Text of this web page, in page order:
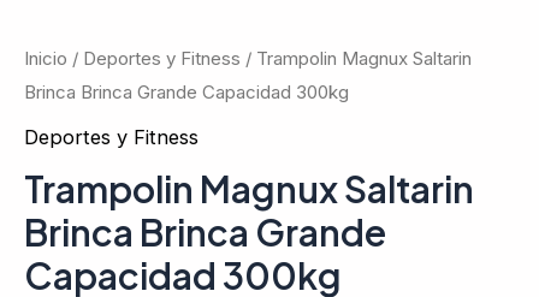
Inicio / Deportes y Fitness / Trampolin Magnux Saltarin
Brinca Brinca Grande Capacidad 300kg
Deportes y Fitness
Trampolin Magnux Saltarin
Brinca Brinca Grande
Capacidad 300kg